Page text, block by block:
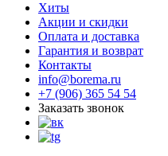
Хиты
Акции и скидки
Оплата и доставка
Гарантия и возврат
Контакты
info@borema.ru
+7 (906) 365 54 54
Заказать звонок